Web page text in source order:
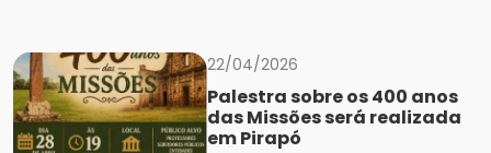
22/04/2026
Palestra sobre os 400 anos
das Missões será realizada
em Pirapó